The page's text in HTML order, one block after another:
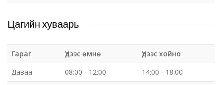
Цагийн хуваарь
Гараг Үдээс өмнө
Үдээс хойно
Даваа
08:00 - 12:00
14:00 - 18:00